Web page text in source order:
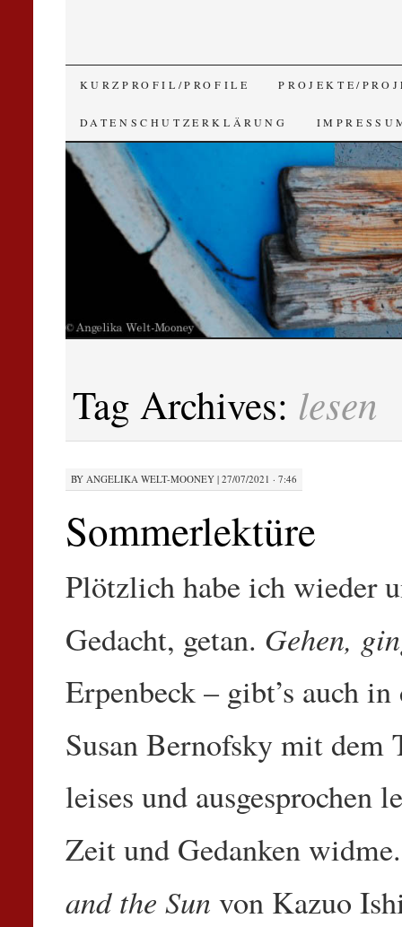
SKIP
TO
CONTENT
KURZPROFIL/PROFILE PROJEKTE/
DATENSCHUTZERKLÄRUNG
Tag Archives: lesen
BY ANGELIKA WELT-MOONEY| 27/07/2021 · 7:46
Sommerlektüre
Plötzlich habe ich wieder
Gedacht, getan. Gehen,
Erpenbeck – gibt’s auch
Susan Bernofsky mit
leises und ausgesprochen
Zeit und Gedanken
and the Sun von Kazuo